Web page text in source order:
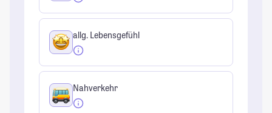
allg. Lebensgefühl
Nahverkehr